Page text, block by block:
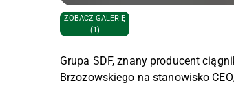
ZOBACZ GALERIĘ
(1)
Grupa SDF, znany producent
Brzozowskiego na stanowisko